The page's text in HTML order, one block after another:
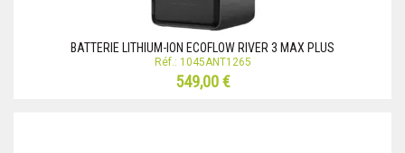
BATTERIE LITHIUM-ION ECOFLOW RIVER 3 MAX PLUS
Réf.: 1045ANT1265
549,00 €